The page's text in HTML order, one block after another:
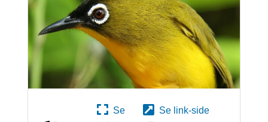
Se
Se link-side